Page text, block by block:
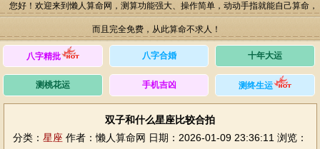
您好！欢迎来到懒人算命网，测算功能强大、操作简单，动动手指就能自己算命，
而且完全免费，从此算命不求人！
八字精批 八字合婚 十年大运
测桃花运 手机吉凶 测终生运
双子和什么星座比较合拍
分类： 星座 作者：懒人算命网 日期：2026-01-09 23:36:11 浏览：